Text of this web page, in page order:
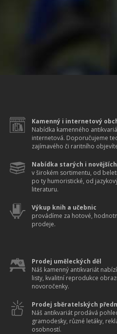
Kamenný i internetový
Nabídka kamenného
internetová. Doporučujeme
zajímavého či raritního
Nabídka starých i
v širokém sortimentu, od
po ty humoristické, od
literaturu.
Výkup knih a učebnic
provádíme za hotové,
prodeje.
Prodej uměleckých děl
Náš kamenný antikvariát
listy, kvalitní reprodukce
novoročenky.
Prodej sběratelských
Náš antikvariát prodává
gramodesky, různé letáky,
osobností.